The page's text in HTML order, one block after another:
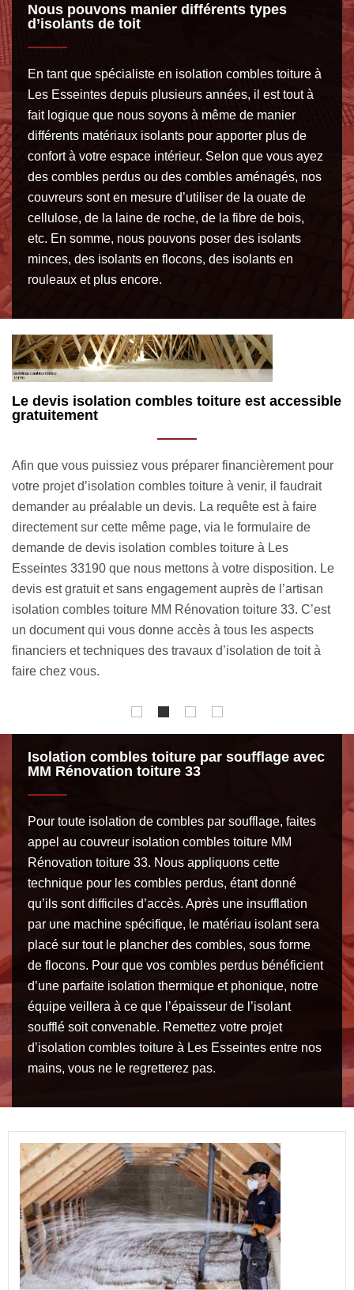
Nous pouvons manier différents types
d’isolants de toit
En tant que spécialiste en isolation combles toiture à
Les Esseintes depuis plusieurs années, il est tout à
fait logique que nous soyons à même de manier
différents matériaux isolants pour apporter plus de
confort à votre espace intérieur. Selon que vous ayez
des combles perdus ou des combles aménagés, nos
couvreurs sont en mesure d’utiliser de la ouate de
cellulose, de la laine de roche, de la fibre de bois,
etc. En somme, nous pouvons poser des isolants
minces, des isolants en flocons, des isolants en
rouleaux et plus encore.
Votre devis isolation combles toiture 33190 :
accessible en moins de 24 heures
Découvrez notre offre en lien avec votre projet en
demandant un devis isolation combles toiture à Les
Esseintes. Dès que nous recevrons votre requête, nous
allons étudier minutieusement votre projet. Sur le
formulaire, pensez à préciser l’état de vos combles, sa
superficie et la forme de la toiture, entre autres. Cela nous
permettra de dresser un devis isolation combles toiture
33190 sur mesure, détaillé et personnalisé. Normalement,
vous recevrez votre devis sous 24 heures. Trouvez dans ce
devis la date prévue pour le début des travaux ainsi que la
durée de l’intervention.
Isolation combles toiture par soufflage avec
MM Rénovation toiture 33
Pour toute isolation de combles par soufflage, faites
appel au couvreur isolation combles toiture MM
Rénovation toiture 33. Nous appliquons cette
technique pour les combles perdus, étant donné
qu’ils sont difficiles d’accès. Après une insufflation
par une machine spécifique, le matériau isolant sera
placé sur tout le plancher des combles, sous forme
de flocons. Pour que vos combles perdus bénéficient
d’une parfaite isolation thermique et phonique, notre
équipe veillera à ce que l’épaisseur de l’isolant
soufflé soit convenable. Remettez votre projet
d’isolation combles toiture à Les Esseintes entre nos
mains, vous ne le regretterez pas.